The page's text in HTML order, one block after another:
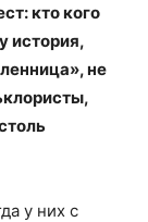
кто кого
история,
не
у них с